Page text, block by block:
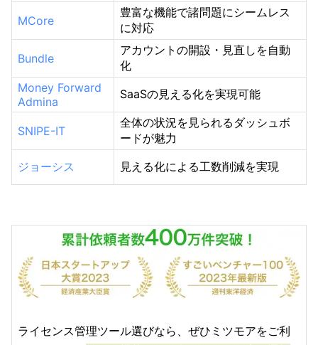
MCore
豊富な機能で諸問題にシームレス
に対応
Bundle
アカウントの開設・見直しを自動
化
Money Forward
Admina
SaaSの見える化を実現可能
SNIPE-IT
全体の状況を見られるダッシュボ
ードが魅力
ジョーシス
見える化による工数削減を実現
ライセンス管理ツール選びなら、ぜひミツモアをご利